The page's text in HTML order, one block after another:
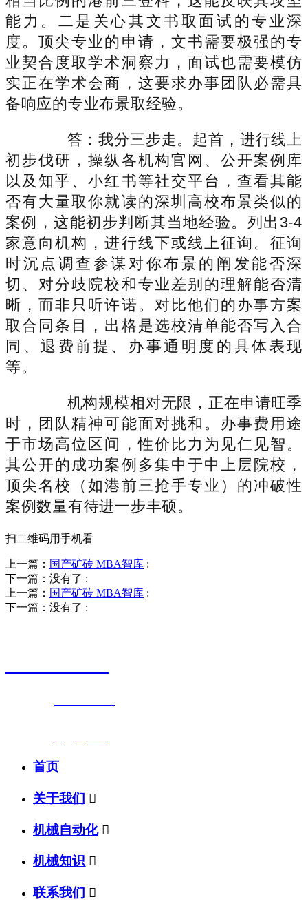
能力。二是关心其文书取面试的专业深
度。顶尖专业的申请，文书需要极强的专
业契合度取学术洞察力，面试也需要模仿
实正在学术会商，这要求办事团队必需具
备响应的专业布景取经验。
答：我分三步走。起首，进行线上
初步伐研，操纵各机构官网、公开案例库
以及知乎、小红书等社交平台，查看其能
否有大量取你就读的深圳高校布景类似的
案例，这能初步判断其当地经验。列出3-4
家意向机构，进行线下或线上征询。征询
时沉点调查参谋对你布景的阐发能否深
切、对分歧院校和专业差别的理解能否清
晰，而非只听许诺。对比他们的办事方案
取合同条目，出格是选校清单能否写入合
同、退费前提、办事通明度的具体表现
等。
机构规模相对无限，正在申请旺季
时，团队精神可能面对挑和。办事费用途
于市场高位区间，性价比力为见仁见智。
其公开的成功案例多集中于中上层院校，
顶尖名校（如港前三抢手专业）的冲破性
案例数量有待进一步丰硕。
扫二维码用手机看
上一篇： 国产矿砖 MBA智库 :
下一篇：没有了 :
上一篇： 国产矿砖 MBA智库 :
下一篇：没有了 :
首页
关于我们 
机械自动化 
机械知识 
联系我们 